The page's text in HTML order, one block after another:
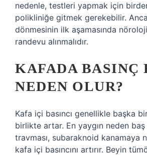
nedenle, testleri yapmak için
polikliniğe gitmek gerekebilir.
dönmesinin ilk aşamasında
randevu alınmalıdır.
KAFADA BASINÇ
NEDEN OLUR?
Kafa içi basıncı genellikle başka
birlikte artar. En yaygın neden baş
travması, subaraknoid kanamaya
kafa içi basıncını artırır. Beyin